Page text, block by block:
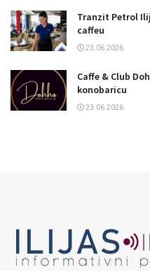
Tranzit Petrol
caffeu
23.06.2026.
Caffe & Club
konobaricu
23.06.2026.